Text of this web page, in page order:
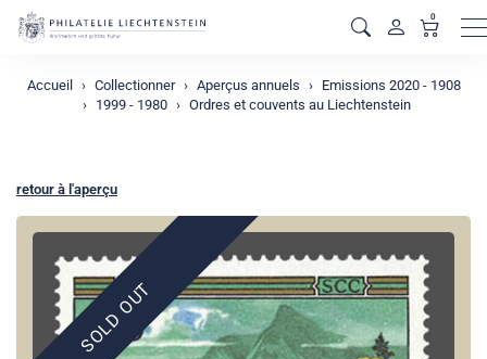
0
Accueil Collectionner Aperçus annuels
Emissions 2020 - 1908
1999 - 1980
Ordres et couvents au Liechtenstein
retour à l'aperçu
SOLD OUT